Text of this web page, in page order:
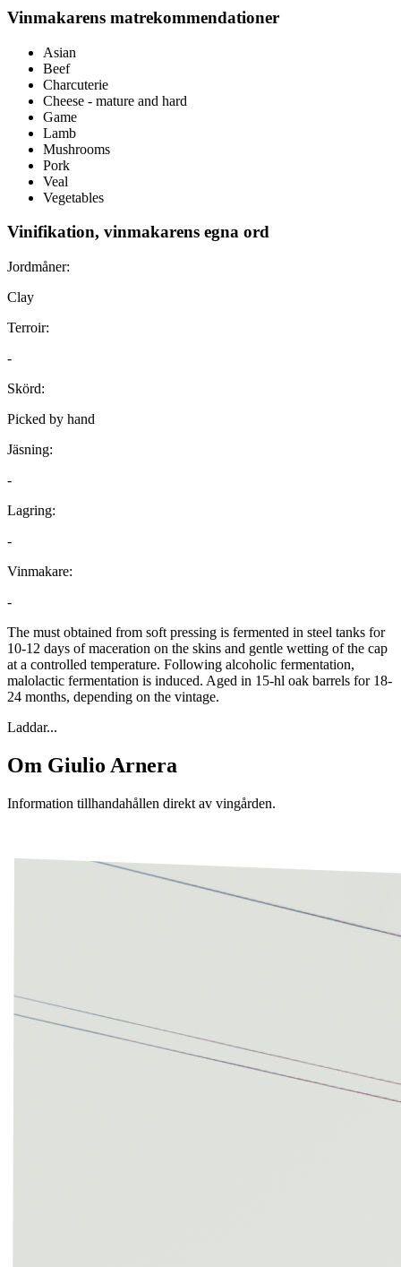
Vinmakarens matrekommendationer
Asian
Beef
Charcuterie
Cheese - mature and hard
Game
Lamb
Mushrooms
Pork
Veal
Vegetables
Vinifikation, vinmakarens egna ord
Jordmåner:
Clay
Terroir:
-
Skörd:
Picked by hand
Jäsning:
-
Lagring:
-
Vinmakare:
-
The must obtained from soft pressing is fermented in steel tanks for
10-12 days of maceration on the skins and gentle wetting of the cap
at a controlled temperature. Following alcoholic fermentation,
malolactic fermentation is induced. Aged in 15-hl oak barrels for 18-
24 months, depending on the vintage.
Laddar...
Om Giulio Arnera
Information tillhandahållen direkt av vingården.